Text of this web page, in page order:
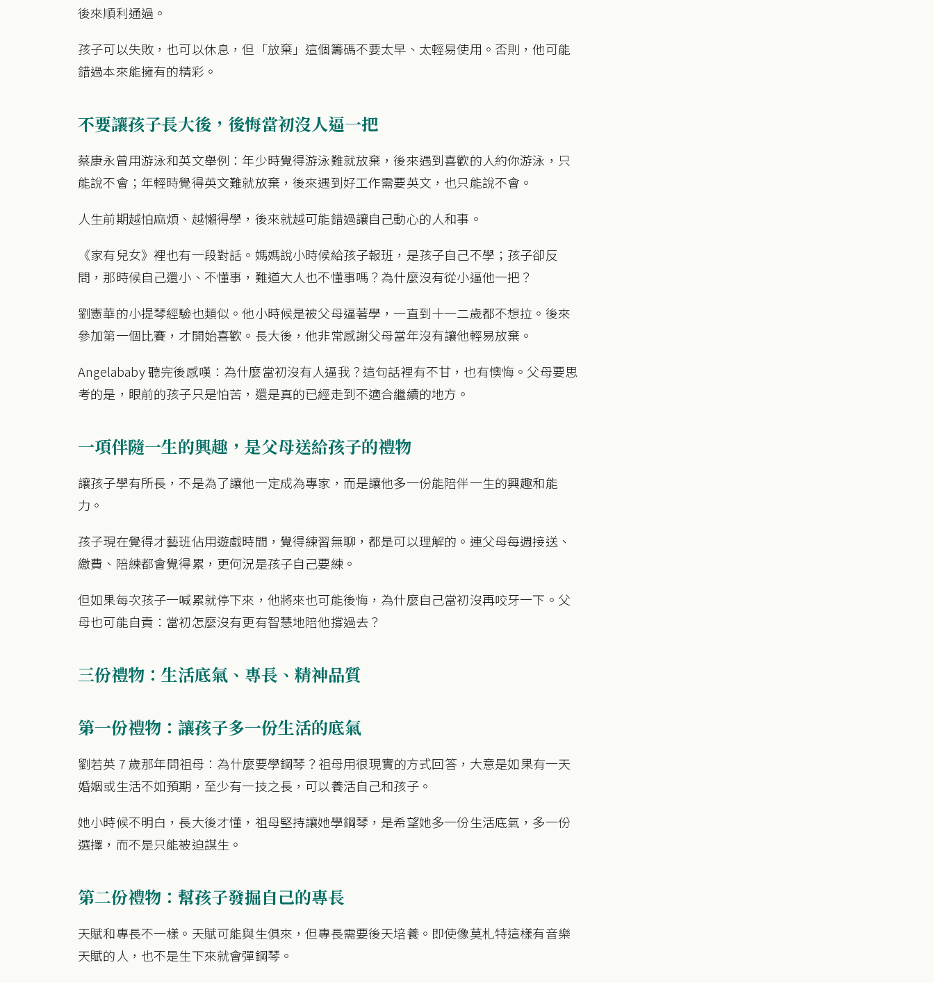
後來順利通過。
孩子可以失敗，也可以休息，但「放棄」這個籌碼不要太早、太輕易使用。否則，他可能
錯過本來能擁有的精彩。
不要讓孩子長大後，後悔當初沒人逼一把
蔡康永曾用游泳和英文舉例：年少時覺得游泳難就放棄，後來遇到喜歡的人約你游泳，只
能說不會；年輕時覺得英文難就放棄，後來遇到好工作需要英文，也只能說不會。
人生前期越怕麻煩、越懶得學，後來就越可能錯過讓自己動心的人和事。
《家有兒女》裡也有一段對話。媽媽說小時候給孩子報班，是孩子自己不學；孩子卻反
問，那時候自己還小、不懂事，難道大人也不懂事嗎？為什麼沒有從小逼他一把？
劉憲華的小提琴經驗也類似。他小時候是被父母逼著學，一直到十一二歲都不想拉。後來
參加第一個比賽，才開始喜歡。長大後，他非常感謝父母當年沒有讓他輕易放棄。
Angelababy 聽完後感嘆：為什麼當初沒有人逼我？這句話裡有不甘，也有懊悔。父母要思
考的是，眼前的孩子只是怕苦，還是真的已經走到不適合繼續的地方。
一項伴隨一生的興趣，是父母送給孩子的禮物
讓孩子學有所長，不是為了讓他一定成為專家，而是讓他多一份能陪伴一生的興趣和能
力。
孩子現在覺得才藝班佔用遊戲時間，覺得練習無聊，都是可以理解的。連父母每週接送、
繳費、陪練都會覺得累，更何況是孩子自己要練。
但如果每次孩子一喊累就停下來，他將來也可能後悔，為什麼自己當初沒再咬牙一下。父
母也可能自責：當初怎麼沒有更有智慧地陪他撐過去？
三份禮物：生活底氣、專長、精神品質
第一份禮物：讓孩子多一份生活的底氣
劉若英 7 歲那年問祖母：為什麼要學鋼琴？祖母用很現實的方式回答，大意是如果有一天
婚姻或生活不如預期，至少有一技之長，可以養活自己和孩子。
她小時候不明白，長大後才懂，祖母堅持讓她學鋼琴，是希望她多一份生活底氣，多一份
選擇，而不是只能被迫謀生。
第二份禮物：幫孩子發掘自己的專長
天賦和專長不一樣。天賦可能與生俱來，但專長需要後天培養。即使像莫札特這樣有音樂
天賦的人，也不是生下來就會彈鋼琴。